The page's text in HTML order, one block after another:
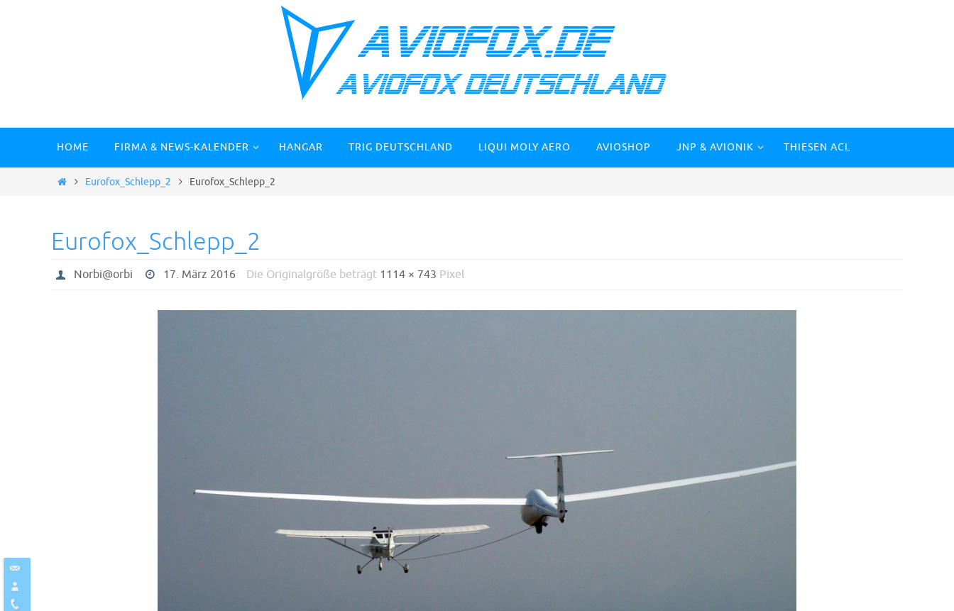
springen
HOME FIRMA & NEWS-KALENDER HANGAR TRIG DEUTSCHLAND LIQUI MOLY AERO AVIOSHOP JNP & AVIONIK THIESEN ACL
StartEurofox_Schlepp_2 Eurofox_Schlepp_2
Eurofox_Schlepp_2
Norbi@orbi 17. März 2016 Die Originalgröße beträgt 1114 × 743 Pixel